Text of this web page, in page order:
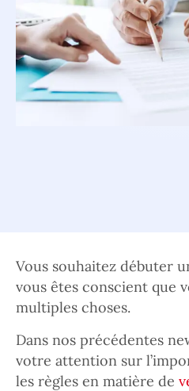
Vous souhaitez débuter
vous êtes conscient que
multiples choses.
Dans nos précédentes
votre attention sur
les règles en matière de